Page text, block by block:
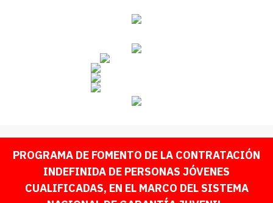
PROGRAMA DE FOMENTO DE LA CONTRATACIÓN
INDEFINIDA DE PERSONAS JÓVENES
CUALIFICADAS, EN EL MARCO DEL SISTEMA